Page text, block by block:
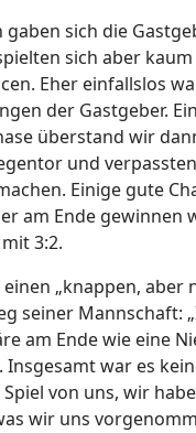
gaben sich die
sich aber kaum
Eher einfallslos
der Gastgeber.
überstand wir
und
Einige gute
am Ende gewinnen
3:2.
einen „knappen, aber
seiner Mannschaft:
am Ende wie eine
war es kein
von uns, wir
wir uns